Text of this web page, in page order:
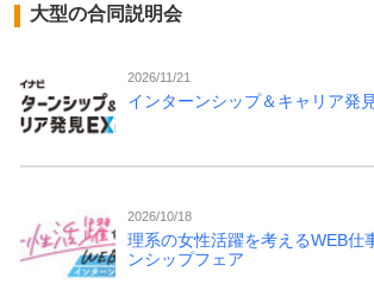
大型の合同説明会
2026/11/21
インターンシップ＆キャリア
2026/10/18
理系の女性活躍を考えるWEB仕
ンシップフェア